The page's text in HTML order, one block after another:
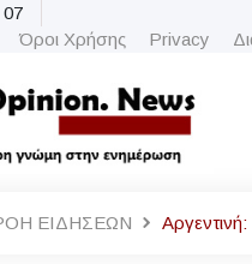
07
Όροι Χρήσης Privacy
ΕΙΔΗΣΕΩΝ